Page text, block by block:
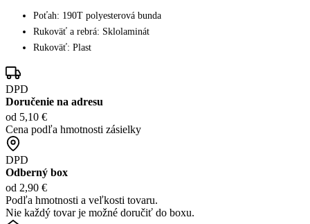
Poťah: 190T polyesterová bunda
Rukoväť a rebrá: Sklolaminát
Rukoväť: Plast
DPD
Doručenie na adresu
od 5,10 €
Cena podľa hmotnosti zásielky
DPD
Odberný box
od 2,90 €
Podľa hmotnosti a veľkosti tovaru.
Nie každý tovar je možné doručiť do boxu.